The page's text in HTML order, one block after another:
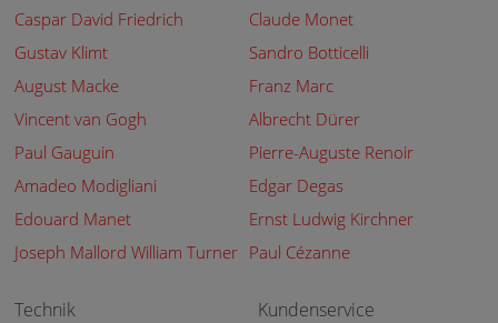
Caspar David Friedrich
Claude Monet
Gustav Klimt
Sandro Botticelli
August Macke
Franz Marc
Vincent van Gogh
Albrecht Dürer
Paul Gauguin
Pierre-Auguste Renoir
Amadeo Modigliani
Edgar Degas
Edouard Manet
Ernst Ludwig Kirchner
Joseph Mallord William Turner Paul Cézanne
Technik Kundenservice